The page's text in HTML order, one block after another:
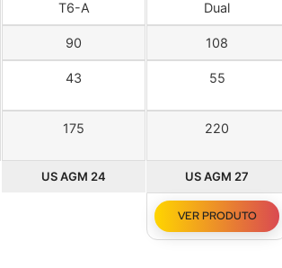
T6-A Dual
90 108
43 55
175 220
US AGM 24 US AGM 27
VER PRODUTO